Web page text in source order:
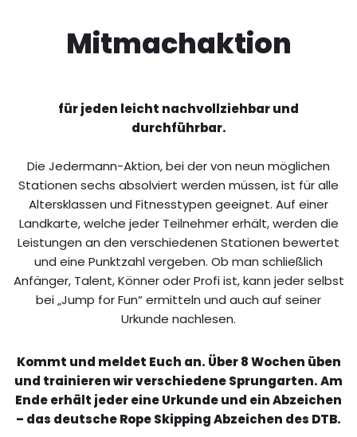
Mitmachaktion
für jeden leicht nachvollziehbar und
durchführbar.
Die Jedermann-Aktion, bei der von neun möglichen
Stationen sechs absolviert werden müssen, ist für alle
Altersklassen und Fitnesstypen geeignet. Auf einer
Landkarte, welche jeder Teilnehmer erhält, werden die
Leistungen an den verschiedenen Stationen bewertet
und eine Punktzahl vergeben. Ob man schließlich
Anfänger, Talent, Könner oder Profi ist, kann jeder selbst
bei „Jump for Fun“ ermitteln und auch auf seiner
Urkunde nachlesen.
Kommt und meldet Euch an. Über 8 Wochen üben
und trainieren wir verschiedene Sprungarten. Am
Ende erhält jeder eine Urkunde und ein Abzeichen
– das deutsche Rope Skipping Abzeichen des DTB.